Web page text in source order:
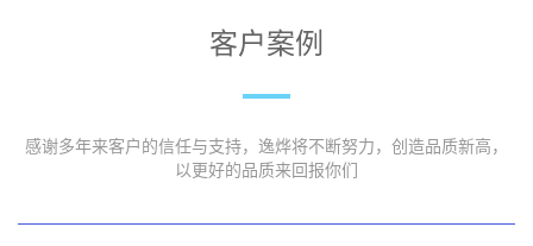
客户案例
感谢多年来客户的信任与支持，逸烨将不断努力，创造品质新高，
以更好的品质来回报你们